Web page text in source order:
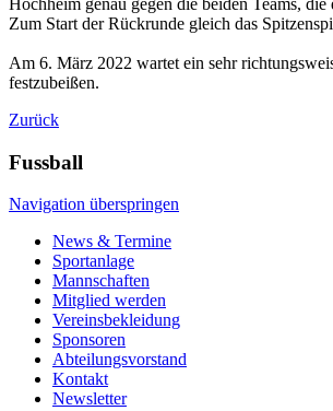
Zum Start der Rückrunde gleich das
Am 6. März 2022 wartet ein sehr
festzubeißen.
Zurück
Fussball
Navigation überspringen
News & Termine
Sportanlage
Mannschaften
Mitglied werden
Vereinsbekleidung
Sponsoren
Abteilungsvorstand
Kontakt
Newsletter